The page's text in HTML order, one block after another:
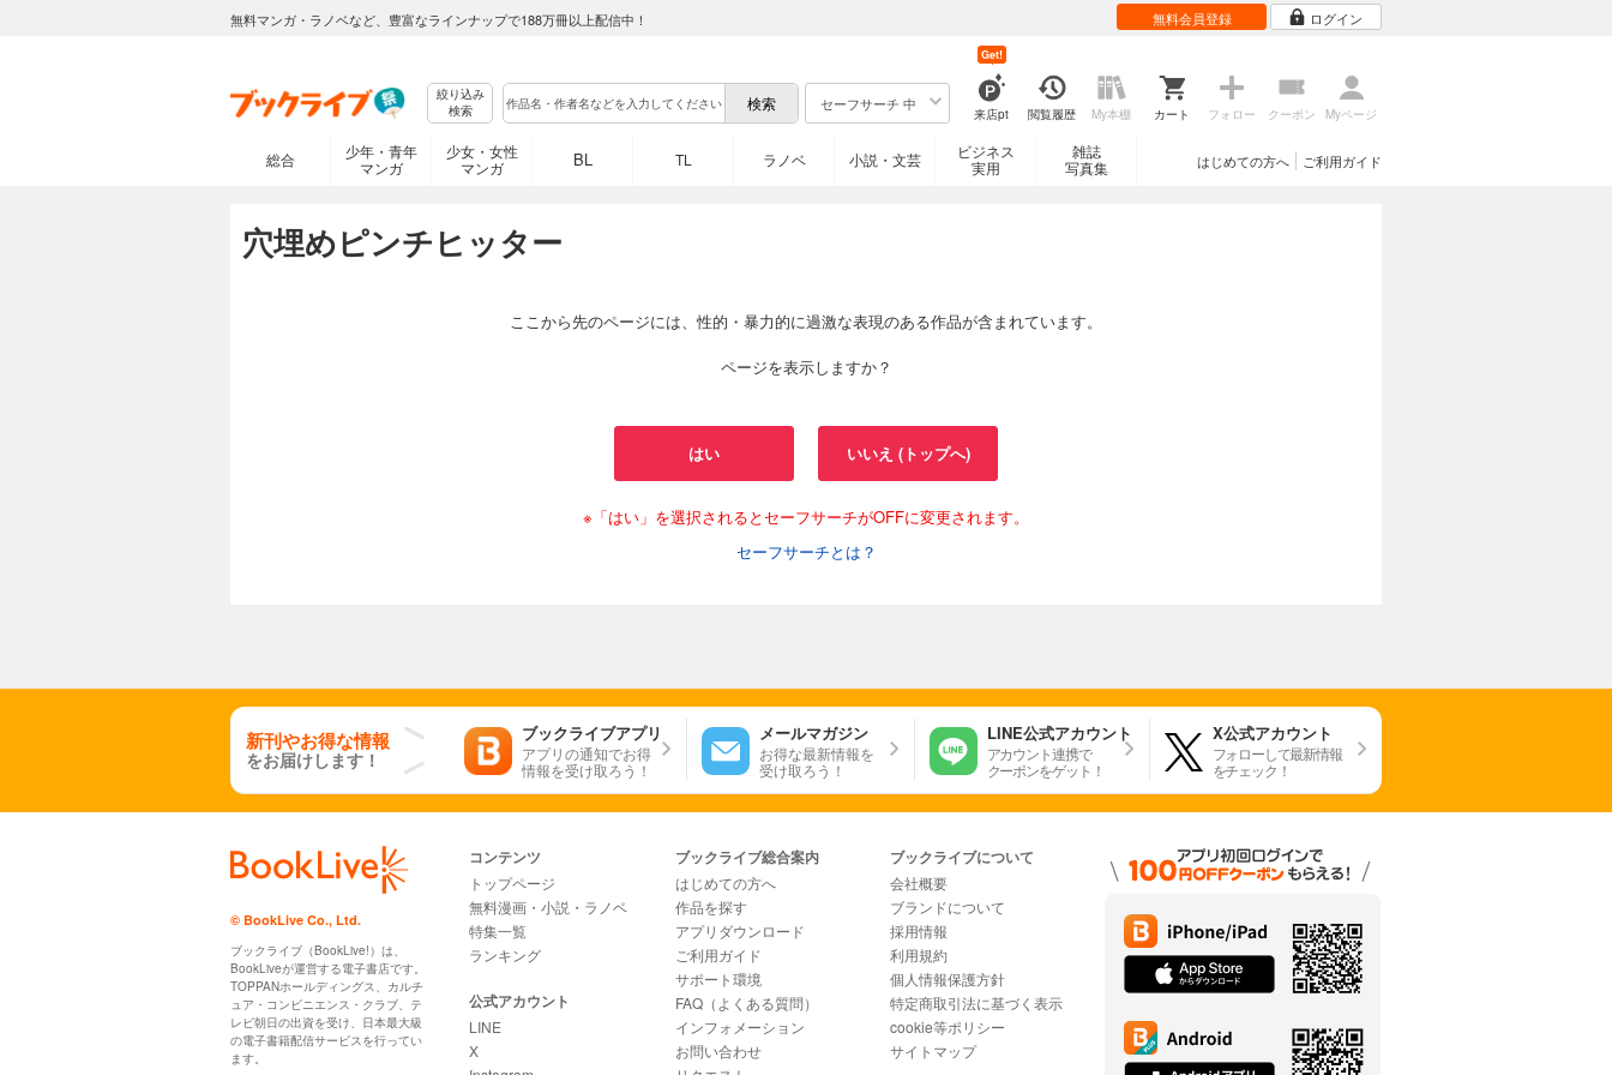
無料マンガ・ラノベなど、豊富なラインナップで188万冊以上配信中！ 無料会員登録 ログイン
絞り込み
検索
セーフサーチ 中
来店pt
Get!
閲覧履歴 My本棚 カート フォロー クーポン Myページ
総合
少年・青年
マンガ
少女・女性
マンガ
BL TL ラノベ 小説・文芸
ビジネス
実用
雑誌
写真集
ご利用ガイド
はじめての方へ
穴埋めピンチヒッター
ここから先のページには、性的・暴力的に過激な表現のある作品が含まれています。
ページを表示しますか？
はい いいえ (トップへ)
※「はい」を選択されるとセーフサーチがOFFに変更されます。
セーフサーチとは？
新刊やお得な情報
をお届けします！
ブックライブアプリ
アプリの通知でお得
情報を受け取ろう！
メールマガジン
お得な最新情報を
受け取ろう！
LINE公式アカウント
アカウント連携で
クーポンをゲット！
X公式アカウント
フォローして最新情報
をチェック！
© BookLive Co., Ltd.
ブックライブ（BookLive!）は、
BookLiveが運営する電子書店です。
TOPPANホールディングス、カルチ
ュア・コンビニエンス・クラブ、テ
レビ朝日の出資を受け、日本最大級
の電子書籍配信サービスを行ってい
ます。
コンテンツ
トップページ
無料漫画・小説・ラノベ
特集一覧
ランキング
公式アカウント
LINE
X
ブックライブ総合案内
はじめての方へ
作品を探す
アプリダウンロード
ご利用ガイド
サポート環境
FAQ（よくある質問）
インフォメーション
お問い合わせ
ブックライブについて
会社概要
ブランドについて
採用情報
利用規約
個人情報保護方針
特定商取引法に基づく表示
cookie等ポリシー
サイトマップ